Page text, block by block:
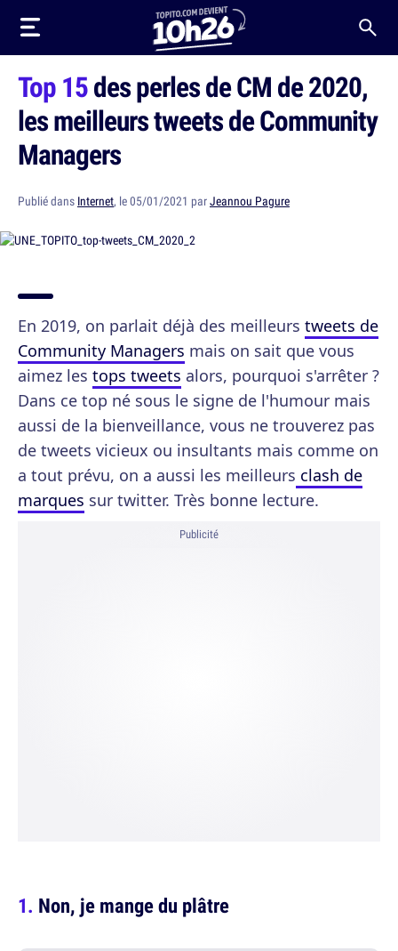
Top 15des perles de CM de 2020,
les meilleurs tweets de Community
Managers
Publié dans Internet, le 05/01/2021 parJeannou Pagure
En 2019, on parlait déjà des meilleurs tweets de
Community Managers mais on sait que vous
aimez les tops tweets alors, pourquoi s'arrêter ?
Dans ce top né sous le signe de l'humour mais
aussi de la bienveillance, vous ne trouverez pas
de tweets vicieux ou insultants mais comme on
a tout prévu, on a aussi les meilleurs clash de
marques sur twitter. Très bonne lecture.
Publicité
Non, je mange du plâtre